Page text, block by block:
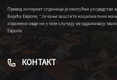
Превод интернет странице је омогућен уз средства
Вијећа Европе, “Јачање заштите националних
изражени овде ни у ком случају не одражавају
Европе.
КОНТАКТ